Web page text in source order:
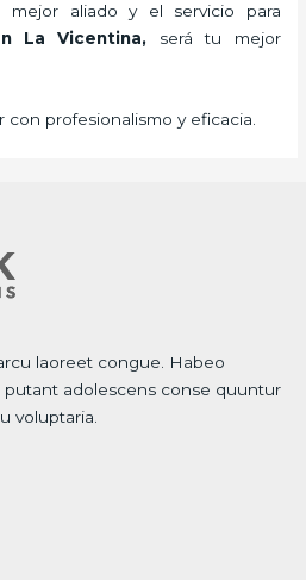
mejor aliado y el servicio para
La Vicentina, será tu mejor
con profesionalismo y eficacia.
laoreet congue. Habeo
adolescens conse quuntur
voluptaria.